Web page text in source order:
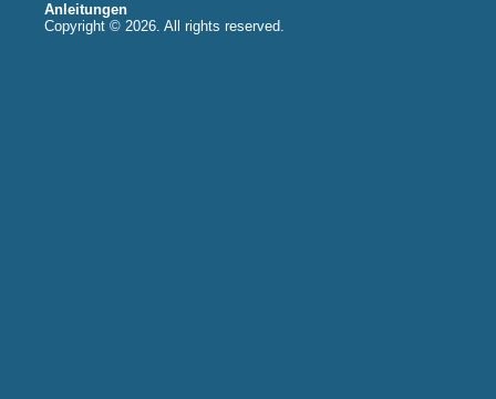
Anleitungen
Copyright © 2026. All rights reserved.